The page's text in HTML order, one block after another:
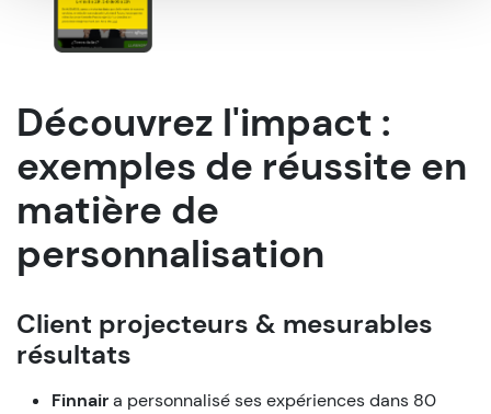
Découvrez l'impact :
exemples de réussite en
matière de
personnalisation
Client projecteurs & mesurables
résultats
Finnaira personnalisé ses expériences dans 80